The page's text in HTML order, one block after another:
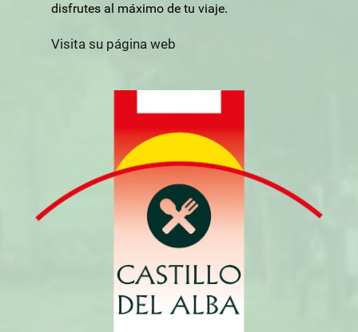
disfrutes al máximo de tu viaje.
Visita su página web